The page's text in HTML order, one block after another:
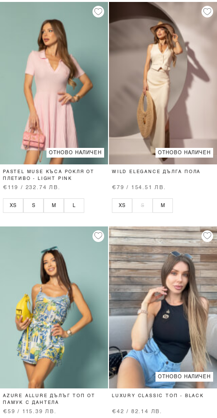
ОТНОВО НАЛИЧЕН
PASTEL MUSE КЪСА РОКЛЯ ОТ
ПЛЕТИВО - LIGHT PINK
€119 / 232.74 ЛВ.
XS S M
ОТНОВО НАЛИЧЕН
WILD ELEGANCE ДЪЛГА ПОЛА
€79 / 154.51 ЛВ.
XS S M
AZURE ALLURE ДЪЛЪГ ТОП ОТ
ПАМУК С ДАНТЕЛА
€59 / 115.39 ЛВ.
ОТНОВО НАЛИЧЕН
LUXURY CLASSIC ТОП - BLACK
€42 / 82.14 ЛВ.